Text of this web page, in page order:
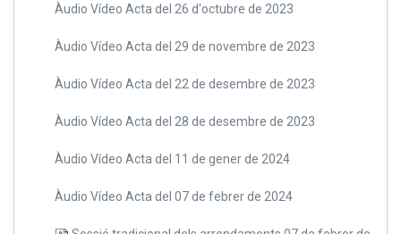
Àudio Vídeo Acta del 26 d'octubre de 2023
Àudio Vídeo Acta del 29 de novembre de 2023
Àudio Vídeo Acta del 22 de desembre de 2023
Àudio Vídeo Acta del 28 de desembre de 2023
Àudio Vídeo Acta del 11 de gener de 2024
Àudio Vídeo Acta del 07 de febrer de 2024